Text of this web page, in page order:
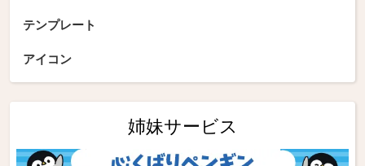
テンプレート
アイコン
姉妹サービス